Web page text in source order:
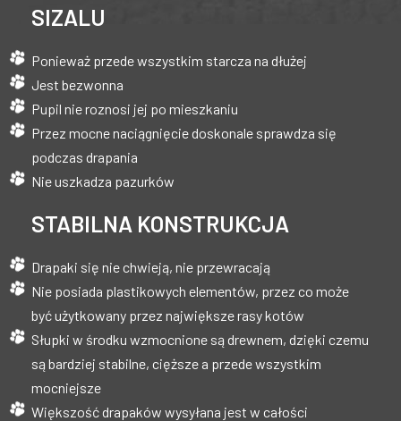
SIZALU
Ponieważ przede wszystkim starcza na dłużej
Jest bezwonna
Pupil nie roznosi jej po mieszkaniu
Przez mocne naciągnięcie doskonale sprawdza się
podczas drapania
Nie uszkadza pazurków
STABILNA KONSTRUKCJA
Drapaki się nie chwieją, nie przewracają
Nie posiada plastikowych elementów, przez co może
być użytkowany przez największe rasy kotów
Słupki w środku wzmocnione są drewnem, dzięki czemu
są bardziej stabilne, cięższe a przede wszystkim
mocniejsze
Większość drapaków wysyłana jest w całości